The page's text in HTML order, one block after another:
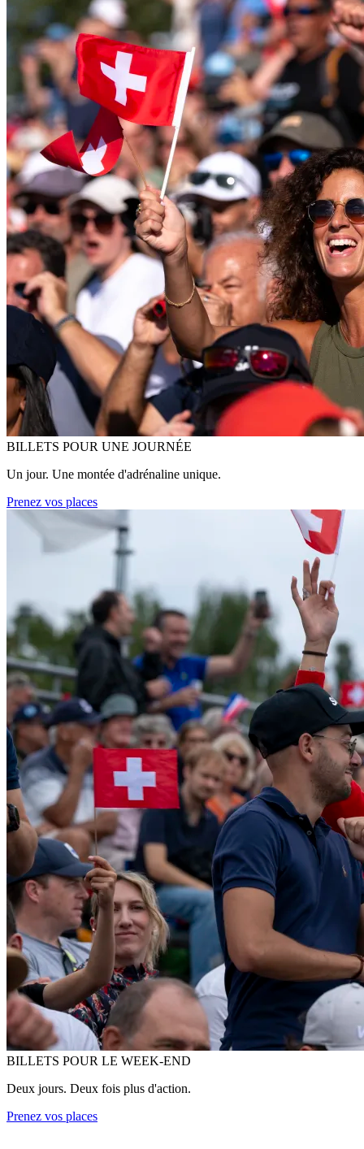
BILLETS POUR UNE JOURNÉE
Un jour. Une montée d'adrénaline unique.
Prenez vos places
BILLETS POUR LE WEEK-END
Deux jours. Deux fois plus d'action.
Prenez vos places